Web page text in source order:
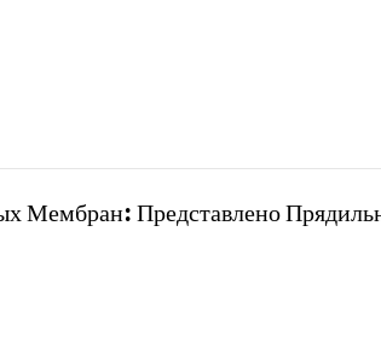
Мембран: Представлено